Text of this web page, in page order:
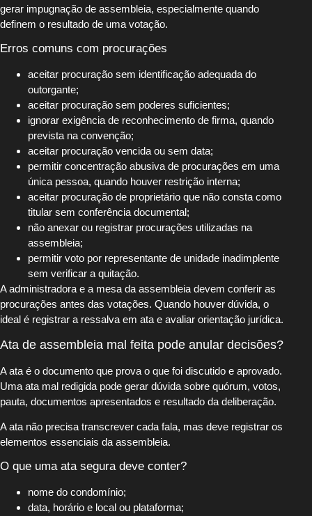
gerar impugnação de assembleia, especialmente quando
definem o resultado de uma votação.
Erros comuns com procurações
aceitar procuração sem identificação adequada do
outorgante;
aceitar procuração sem poderes suficientes;
ignorar exigência de reconhecimento de firma, quando
prevista na convenção;
aceitar procuração vencida ou sem data;
permitir concentração abusiva de procurações em uma
única pessoa, quando houver restrição interna;
aceitar procuração de proprietário que não consta como
titular sem conferência documental;
não anexar ou registrar procurações utilizadas na
assembleia;
permitir voto por representante de unidade inadimplente
sem verificar a quitação.
A administradora e a mesa da assembleia devem conferir as
procurações antes das votações. Quando houver dúvida, o
ideal é registrar a ressalva em ata e avaliar orientação jurídica.
Ata de assembleia mal feita pode anular decisões?
A ata é o documento que prova o que foi discutido e aprovado.
Uma ata mal redigida pode gerar dúvida sobre quórum, votos,
pauta, documentos apresentados e resultado da deliberação.
A ata não precisa transcrever cada fala, mas deve registrar os
elementos essenciais da assembleia.
O que uma ata segura deve conter?
nome do condomínio;
data, horário e local ou plataforma;